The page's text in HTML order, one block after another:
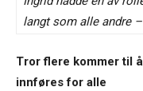
langt som alle andre
Tror flere kommer til
innføres for alle